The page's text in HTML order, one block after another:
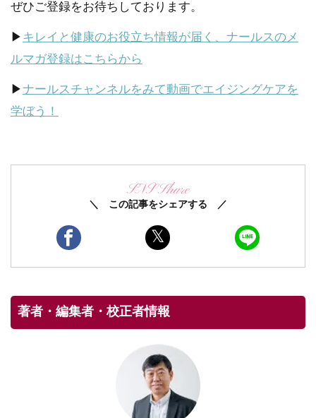
ぜひご登録をお待ちしております。
▶ キレイと健康のお役立ち情報が届く、ナールスのメ
ルマガ登録はこちらから
▶ナールスチャンネルをみて動画でエイジングケアを
学ぼう！
SNS Share
＼ この記事をシェアする ／
著者・編集者・校正者情報